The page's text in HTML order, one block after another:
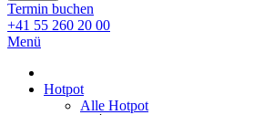
Termin buchen
+41 55 260 20 00
Menü
Hotpot
Alle Hotpot